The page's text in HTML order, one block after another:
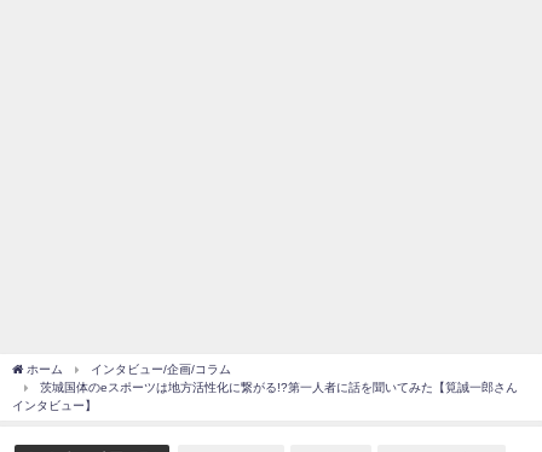
ホーム
インタビュー/企画/コラム
茨城国体のeスポーツは地方活性化に繋がる!?第一人者に話を聞いてみた【筧誠一郎さん
インタビュー】